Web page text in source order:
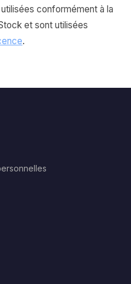
conformément à la
et sont utilisées
.